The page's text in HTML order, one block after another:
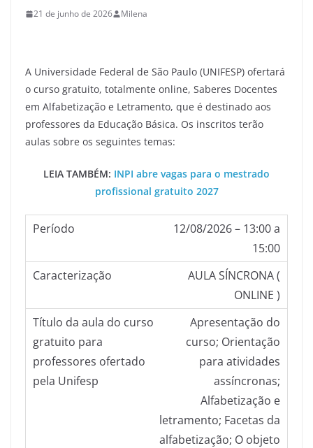
21 de junho de 2026 Milena
A Universidade Federal de São Paulo (UNIFESP) ofertará
o curso gratuito, totalmente online, Saberes Docentes
em Alfabetização e Letramento, que é destinado aos
professores da Educação Básica. Os inscritos terão
aulas sobre os seguintes temas:
LEIA TAMBÉM: INPI abre vagas para o mestrado
profissional gratuito 2027
12/08/2026 – 13:00 a
15:00
AULA SÍNCRONA (
ONLINE )
Apresentação do
curso; Orientação
para atividades
assíncronas;
Alfabetização e
letramento; Facetas da
alfabetização; O objeto